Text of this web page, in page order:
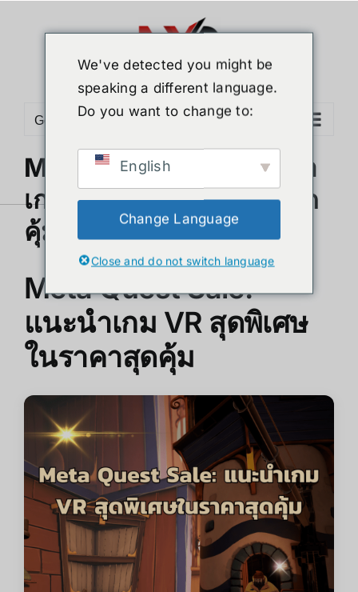
Go to...
Meta Quest Sale: แนะนำ
เกม VR สุดพิเศษในราคาสุด
คุ้ม
Meta Quest Sale:
แนะนำเกม VR สุดพิเศษ
ในราคาสุดคุ้ม
We've detected you might be
speaking a different language.
Do you want to change to:
English
Change Language
Close and do not switch language